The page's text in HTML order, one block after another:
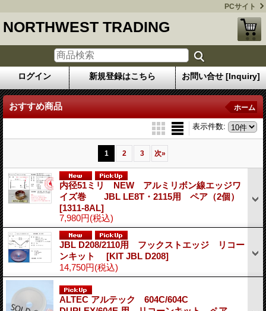
PCサイト
NORTHWEST TRADING
ログイン 新規登録はこちら お問い合せ [Inquiry]
おすすめ商品 ホーム
表示件数:
1 2 3 次»
内径51ミリ NEW アルミリボン線エッジワ
イズ巻 JBL LE8T・2115用 ペア（2個）
[1311-8AL]
7,980円(税込)
JBL D208/2110用 フックストエッジ リコー
ンキット [KIT JBL D208]
14,750円(税込)
ALTEC アルテック 604C/604C